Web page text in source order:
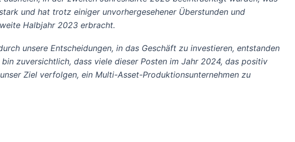
und hat trotz einiger unvorhergesehener Überstunden und
Halbjahr 2023 erbracht.
unsere Entscheidungen, in das Geschäft zu investieren, entstanden
zuversichtlich, dass viele dieser Posten im Jahr 2024, das positiv
Ziel verfolgen, ein Multi-Asset-Produktionsunternehmen zu